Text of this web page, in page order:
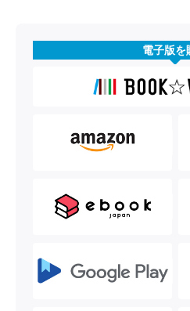
電子版を